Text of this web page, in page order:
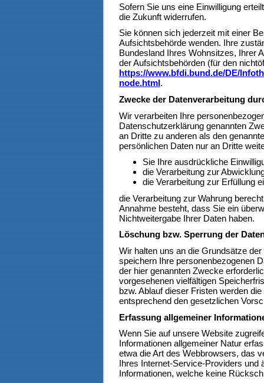
Sofern Sie uns eine Einwilligung
die Zukunft widerrufen.
Sie können sich jederzeit mit einer
Aufsichtsbehörde wenden. Ihre
Bundesland Ihres Wohnsitzes, Ihrer
der Aufsichtsbehörden (für den
https://www.bfdi.bund.de/DE/
node.html.
Zwecke der Datenverarbeitung
Wir verarbeiten Ihre
Datenschutzerklärung genannten
an Dritte zu anderen als den
persönlichen Daten nur an Dritte
Sie Ihre ausdrückliche
die Verarbeitung zur
die Verarbeitung zur Erfüllung
die Verarbeitung zur Wahrung
Annahme besteht, dass Sie ein
Nichtweitergabe Ihrer Daten haben.
Löschung bzw. Sperrung der
Wir halten uns an die Grundsätze
speichern Ihre personenbezogenen
der hier genannten Zwecke
vorgesehenen vielfältigen
bzw. Ablauf dieser Fristen werden
entsprechend den gesetzlichen
Erfassung allgemeiner
Wenn Sie auf unsere Website
Informationen allgemeiner Natur
etwa die Art des Webbrowsers, das
Ihres Internet-Service-Providers und
Informationen, welche keine